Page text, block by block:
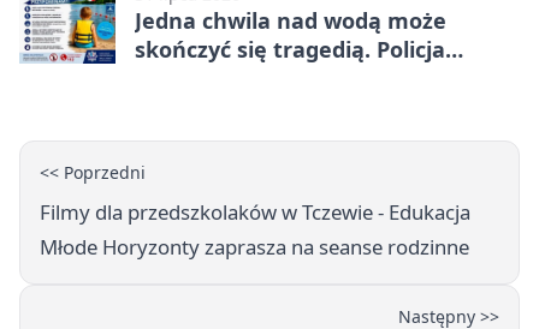
Jedna chwila nad wodą może
skończyć się tragedią. Policja
<< Poprzedni
Filmy dla przedszkolaków w Tczewie - Edukacja
Młode Horyzonty zaprasza na seanse rodzinne
Następny >>